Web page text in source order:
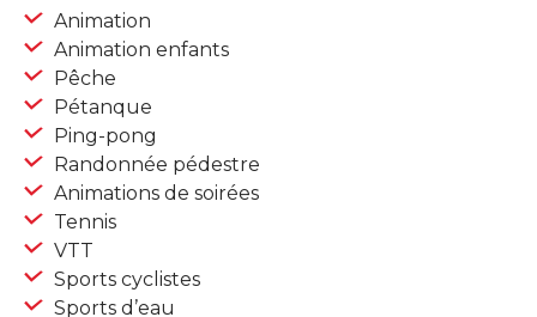
Animation
Animation enfants
Pêche
Pétanque
Ping-pong
Randonnée pédestre
Animations de soirées
Tennis
VTT
Sports cyclistes
Sports d’eau